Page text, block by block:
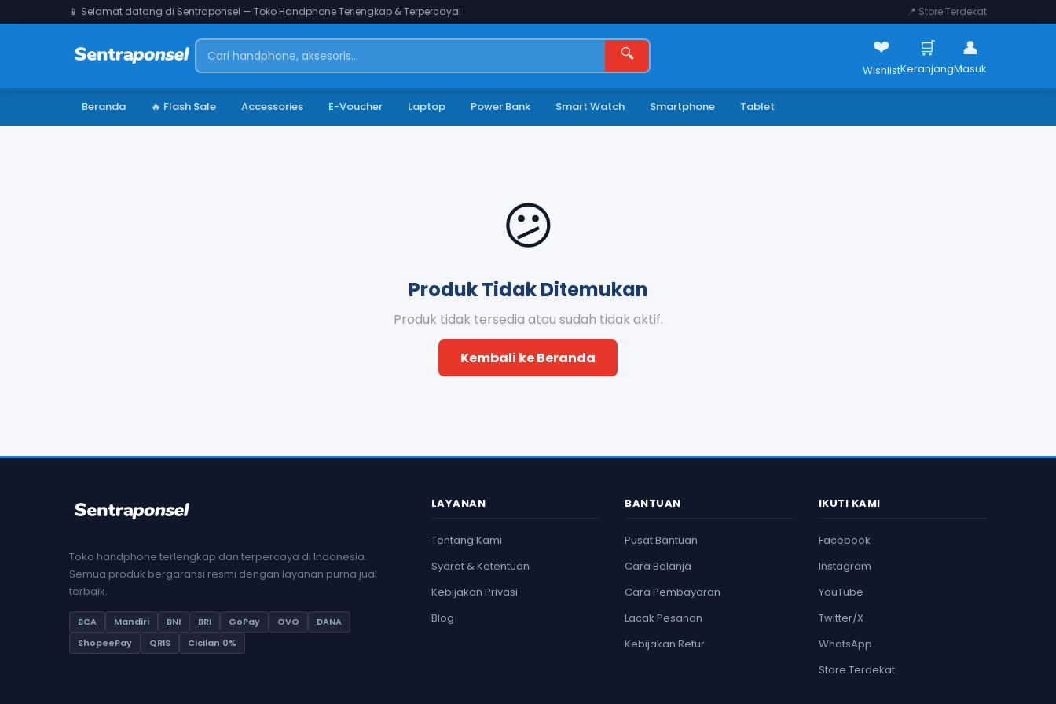
📱 Selamat datang di Sentraponsel — Toko Handphone Terlengkap & Terpercaya! 📍 Store Terdekat
🔍 ❤️
Wishlist
🛒
Keranjang
👤
Masuk
Beranda 🔥 Flash Sale Accessories E-Voucher Laptop Power Bank Smart Watch Smartphone Tablet
😕
Produk Tidak Ditemukan
Produk tidak tersedia atau sudah tidak aktif.
Kembali ke Beranda
Toko handphone terlengkap dan terpercaya di Indonesia.
Semua produk bergaransi resmi dengan layanan purna jual
terbaik.
BCA Mandiri BNI BRI GoPay OVO
DANA
ShopeePay
QRIS Cicilan 0%
LAYANAN
Tentang Kami
Syarat & Ketentuan
Kebijakan Privasi
Blog
BANTUAN
Pusat Bantuan
Cara Belanja
Cara Pembayaran
Lacak Pesanan
Kebijakan Retur
IKUTI KAMI
Facebook
Instagram
YouTube
Twitter/X
WhatsApp
Store Terdekat